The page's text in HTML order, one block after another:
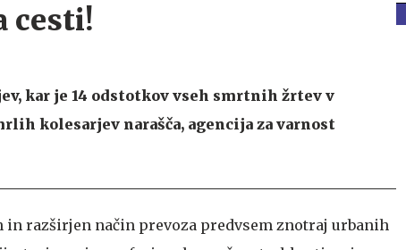
cesti!
kar je 14 odstotkov vseh smrtnih žrtev v
kolesarjev narašča, agencija za varnost
razširjen način prevoza predvsem znotraj urbanih